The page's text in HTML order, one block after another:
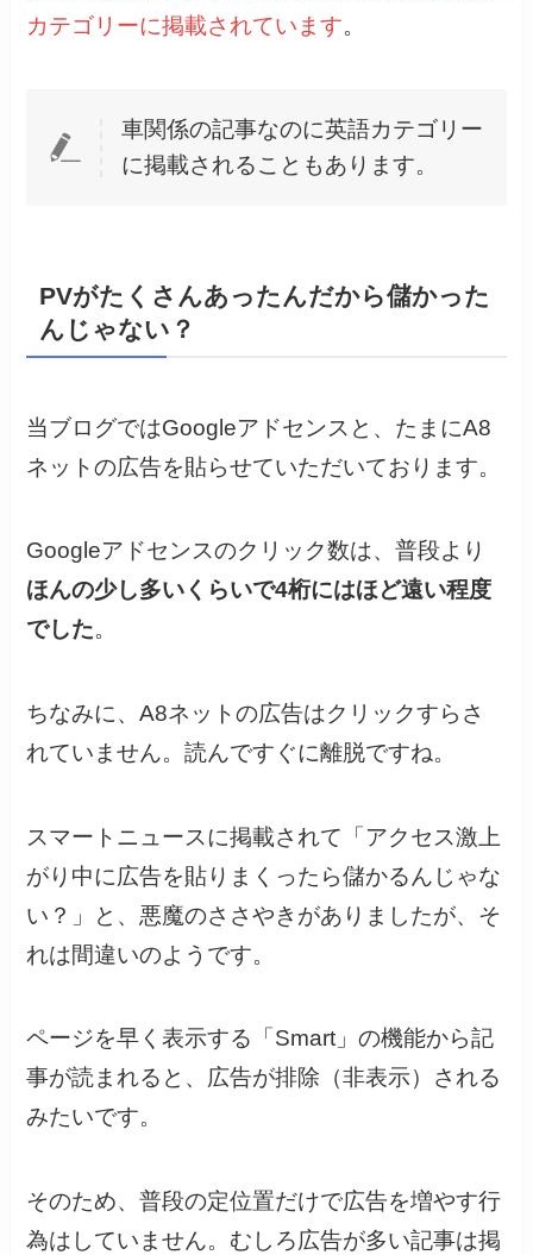
カテゴリーに掲載されています。
車関係の記事なのに英語カテゴリー
に掲載されることもあります。
PVがたくさんあったんだから儲かった
んじゃない？
当ブログではGoogleアドセンスと、たまにA8
ネットの広告を貼らせていただいております。
Googleアドセンスのクリック数は、普段より
ほんの少し多いくらいで4桁にはほど遠い程度
でした。
ちなみに、A8ネットの広告はクリックすらさ
れていません。読んですぐに離脱ですね。
スマートニュースに掲載されて「アクセス激上
がり中に広告を貼りまくったら儲かるんじゃな
い？」と、悪魔のささやきがありましたが、そ
れは間違いのようです。
ページを早く表示する「Smart」の機能から記
事が読まれると、広告が排除（非表示）される
みたいです。
そのため、普段の定位置だけで広告を増やす行
為はしていません。むしろ広告が多い記事は掲